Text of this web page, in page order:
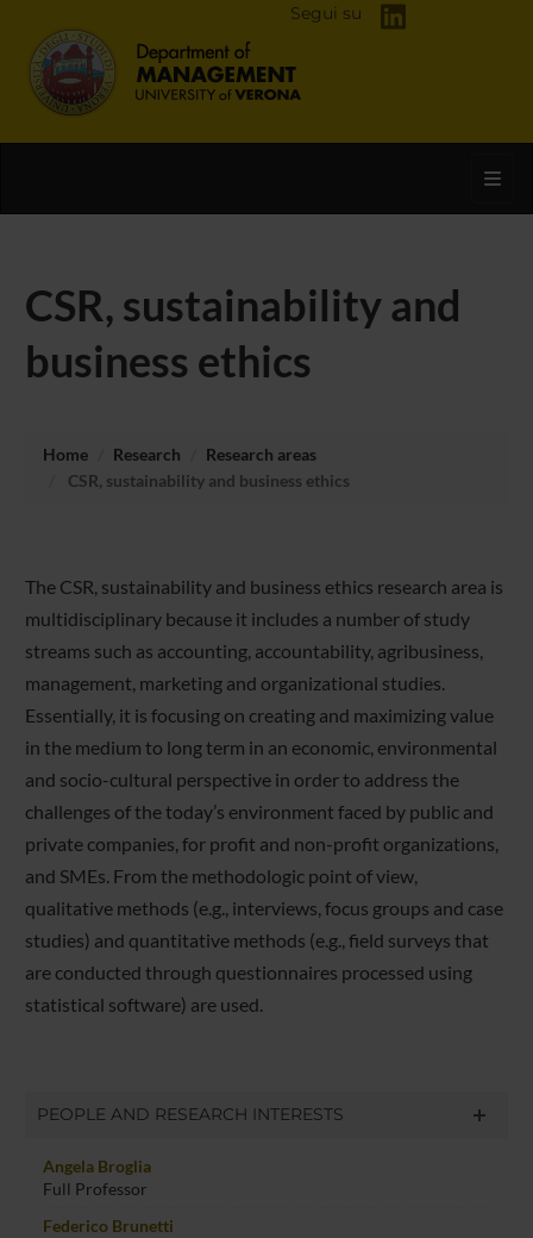
Segui su
CSR, sustainability and
business ethics
Home Research
Research areas
CSR, sustainability and business ethics
The CSR, sustainability and business ethics research area is
multidisciplinary because it includes a number of study
streams such as accounting, accountability, agribusiness,
management, marketing and organizational studies.
Essentially, it is focusing on creating and maximizing value
in the medium to long term in an economic, environmental
and socio-cultural perspective in order to address the
challenges of the today’s environment faced by public and
private companies, for profit and non-profit organizations,
and SMEs. From the methodologic point of view,
qualitative methods (e.g., interviews, focus groups and case
studies) and quantitative methods (e.g., field surveys that
are conducted through questionnaires processed using
statistical software) are used.
PEOPLE AND RESEARCH INTERESTS
Angela Broglia
Full Professor
Federico Brunetti